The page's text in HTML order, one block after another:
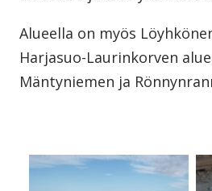
Alueella on myös
Harjasuo-Laurinkorven
Mäntyniemen ja